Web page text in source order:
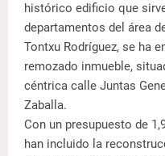
histórico edificio que
departamentos del área
Tontxu Rodríguez, se ha
remozado inmueble,
céntrica calle Juntas
Zaballa.
Con un presupuesto de
han incluido la